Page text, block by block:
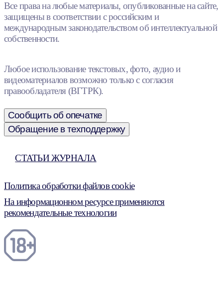
Все права на любые материалы, опубликованные на сайте,
защищены в соответствии с российским и
международным законодательством об интеллектуальной
собственности.
Любое использование текстовых, фото, аудио и
видеоматериалов возможно только с согласия
правообладателя (ВГТРК).
Сообщить об опечатке
Обращение в техподдержку
СТАТЬИ ЖУРНАЛА
Политика обработки файлов cookie
На информационном ресурсе применяются
рекомендательные технологии